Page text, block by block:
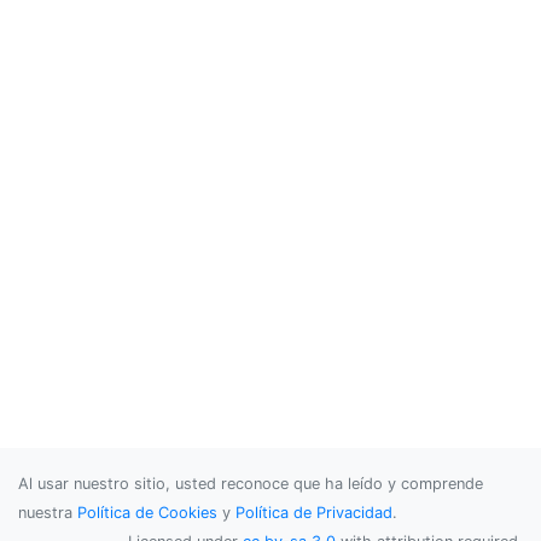
Al usar nuestro sitio, usted reconoce que ha leído y comprende
nuestra Política de Cookies y Política de Privacidad.